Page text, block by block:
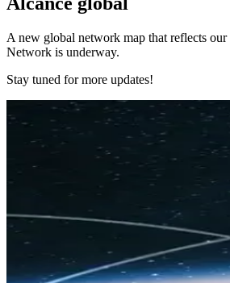
A new global network map that reflects
Network is underway.
Stay tuned for more updates!